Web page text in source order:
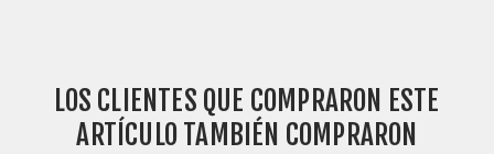
LOS CLIENTES QUE COMPRARON ESTE
ARTÍCULO TAMBIÉN COMPRARON